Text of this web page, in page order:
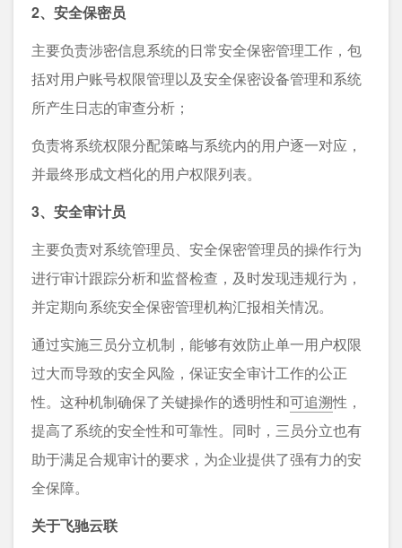
2、安全保密员
主要负责涉密信息系统的日常安全保密管理工作，包
括对用户账号权限管理以及安全保密设备管理和系统
所产生日志的审查分析；
负责将系统权限分配策略与系统内的用户逐一对应，
并最终形成文档化的用户权限列表。
3、安全审计员
主要负责对系统管理员、安全保密管理员的操作行为
进行审计跟踪分析和监督检查，及时发现违规行为，
并定期向系统安全保密管理机构汇报相关情况。
通过实施三员分立机制，能够有效防止单一用户权限
过大而导致的安全风险，保证安全审计工作的公正
性。这种机制确保了关键操作的透明性和可追溯性，
提高了系统的安全性和可靠性。同时，三员分立也有
助于满足合规审计的要求，为企业提供了强有力的安
全保障。
关于飞驰云联